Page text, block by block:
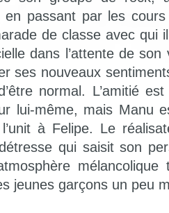
en passant par les
de classe avec qui
dans l’attente de
ses nouveaux
normal. L’amitié
lui-même, mais Manu
à Felipe. Le
qui saisit son
mélancolique
jeunes garçons un peu